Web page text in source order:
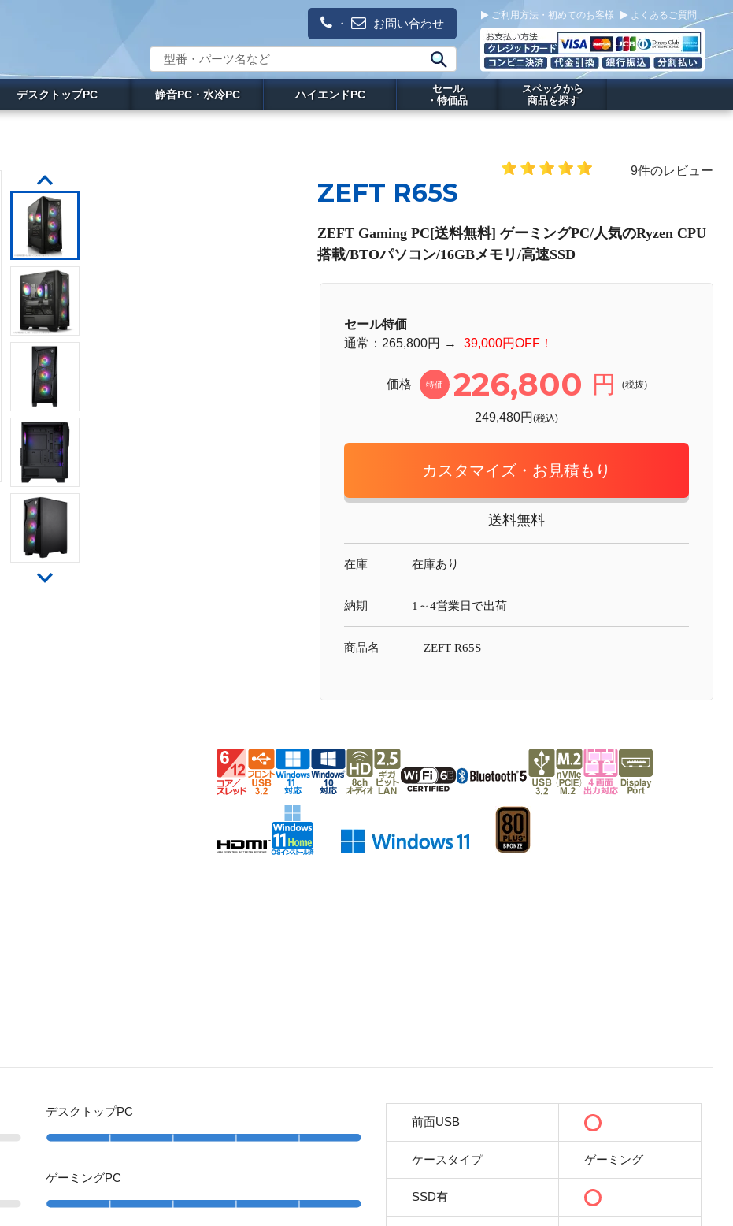
・ お問い合わせ
ご利用方法・初めてのお客様 よくあるご質問
デスクトップPC 静音PC・水冷PC ハイエンドPC
セール
・特価品
スペックから
商品を探す
ZEFT R65S
9件のレビュー
ZEFT Gaming PC[送料無料] ゲーミングPC/人気のRyzen CPU
搭載/BTOパソコン/16GBメモリ/高速SSD
セール特価
通常： 265,800円 → 39,000円OFF！
価格 特価 226,800 円 (税抜)
249,480円 (税込)
カスタマイズ・お見積もり
送料無料
在庫 在庫あり
納期 1～4営業日で出荷
商品名 ZEFT R65S
デスクトップPC
ゲーミングPC
前面USB
ケースタイプ ゲーミング
SSD有